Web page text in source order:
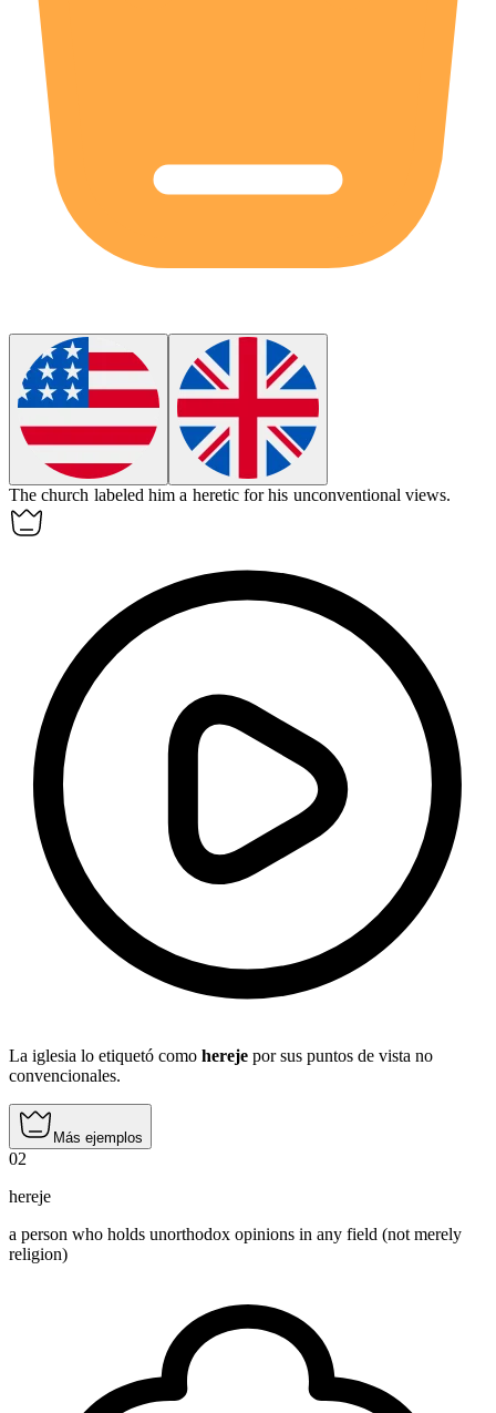
The church labeled him a heretic for his unconventional views.
La iglesia lo etiquetó como hereje por sus puntos de vista no
convencionales.
Más ejemplos
02
hereje
a person who holds unorthodox opinions in any field (not merely
religion)